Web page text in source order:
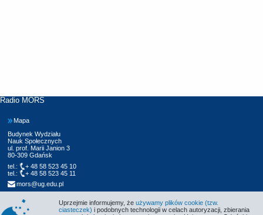
Radio MORS
Mapa
Budynek Wydziału
Nauk Społecznych
ul. prof. Marii Janion 3
80-309 Gdańsk
tel.:
+ 48 58 523 45 10
tel.:
+ 48 58 523 45 11
mors@ug.edu.pl
Uprzejmie informujemy, że używamy plików cookie (tzw.
ciasteczek) i podobnych technologii w celach autoryzacji, zbierania